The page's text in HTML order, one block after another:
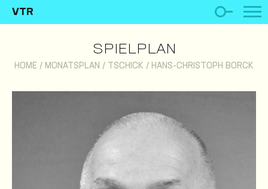
VTR
SPIELPLAN
HOME / MONATSPLAN / TSCHICK / HANS-CHRISTOPH BORCK